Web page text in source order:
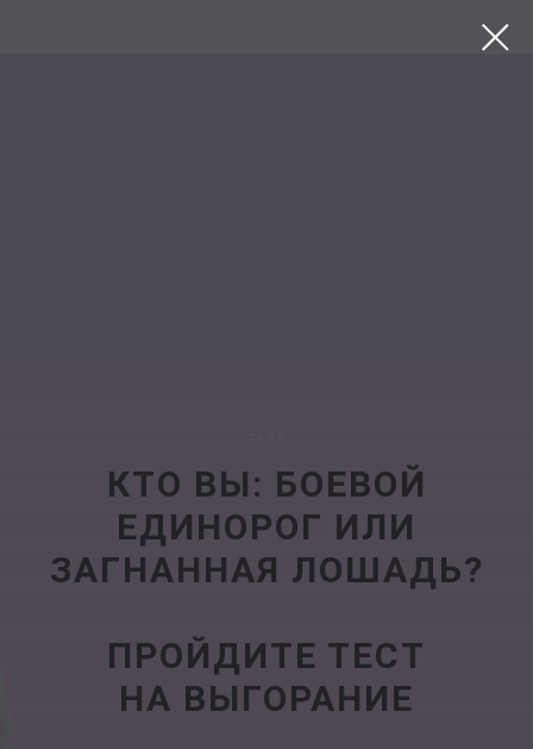
КТО ВЫ: БОЕВОЙ
ЕДИНОРОГ ИЛИ
ЗАГНАННАЯ ЛОШАДЬ?
ПРОЙДИТЕ ТЕСТ
НА ВЫГОРАНИЕ